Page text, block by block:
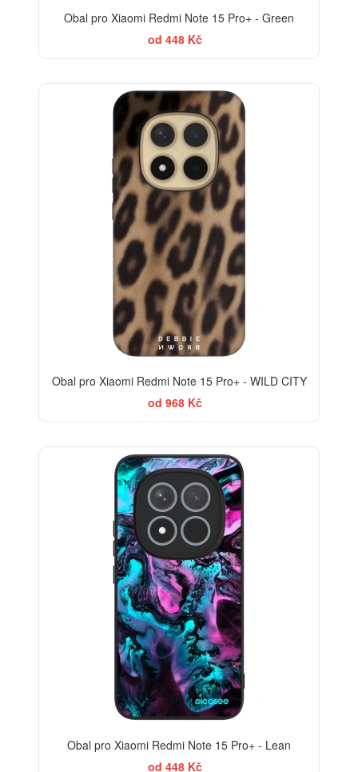
Obal pro Xiaomi Redmi Note 15 Pro+ - Green
od 448 Kč
Obal pro Xiaomi Redmi Note 15 Pro+ - WILD CITY
od 968 Kč
Obal pro Xiaomi Redmi Note 15 Pro+ - Lean
od 448 Kč